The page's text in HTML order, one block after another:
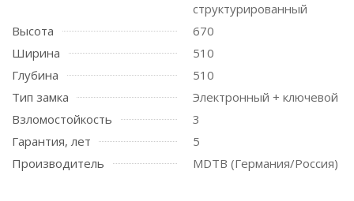
структурированный
Высота
670
Ширина
510
Глубина
510
Тип замка
Электронный + ключевой
Взломостойкость
3
Гарантия, лет
5
Производитель
MDTB (Германия/Россия)